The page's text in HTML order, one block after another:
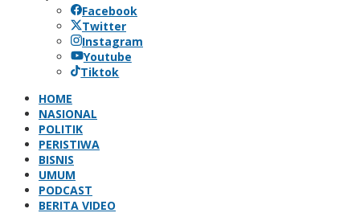
Facebook
Twitter
Instagram
Youtube
Tiktok
HOME
NASIONAL
POLITIK
PERISTIWA
BISNIS
UMUM
PODCAST
BERITA VIDEO